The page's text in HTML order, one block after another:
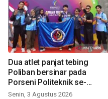
Dua atlet panjat tebing
Poliban bersinar pada
Porseni Politeknik se-
Indonesia 2026
Senin, 3 Agustus 2026